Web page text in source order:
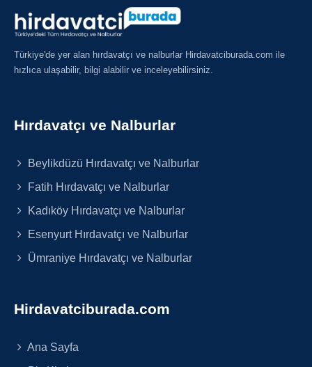
Türkiye'de yer alan hırdavatçı ve nalburlar Hirdavatciburada.com ile
hızlıca ulaşabilir, bilgi alabilir ve inceleyebilirsiniz.
Hırdavatçı ve Nalburlar
Beylikdüzü Hırdavatçı ve Nalburlar
Fatih Hırdavatçı ve Nalburlar
Kadıköy Hırdavatçı ve Nalburlar
Esenyurt Hırdavatçı ve Nalburlar
Ümraniye Hırdavatçı ve Nalburlar
Hirdavatciburada.com
Ana Sayfa